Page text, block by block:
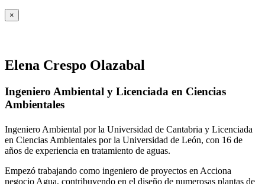
×
Elena Crespo Olazabal
Ingeniero Ambiental y Licenciada en Ciencias
Ambientales
Ingeniero Ambiental por la Universidad de Cantabria y Licenciada
en Ciencias Ambientales por la Universidad de León, con 16 de
años de experiencia en tratamiento de aguas.
Empezó trabajando como ingeniero de proyectos en Acciona
negocio Agua, contribuyendo en el diseño de numerosas plantas de